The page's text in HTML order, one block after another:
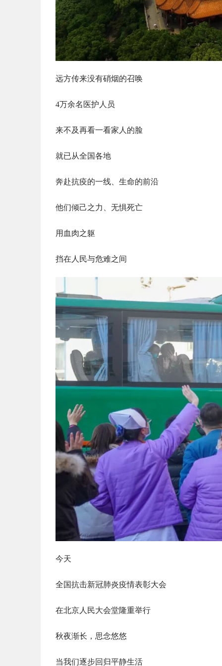
远方传来没有硝烟的召唤
4万余名医护人员
来不及再看一看家人的脸
就已从全国各地
奔赴抗疫的一线、生命的前沿
他们倾己之力、无惧死亡
用血肉之躯
挡在人民与危难之间
今天
全国抗击新冠肺炎疫情表彰大会
在北京人民大会堂隆重举行
秋夜渐长，思念悠悠
当我们逐步回归平静生活